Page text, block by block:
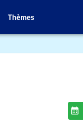
Thèmes